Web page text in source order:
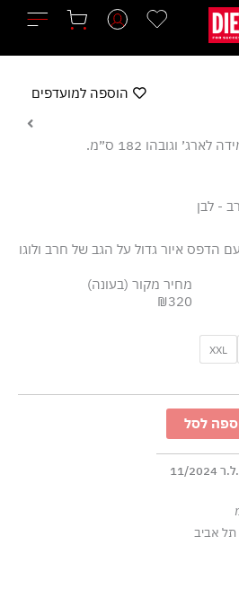
- לבן
הדפס איור גדול על הגב של חרב ולוגו
מחיר מקור (בעונה)
₪320
XXL
לסל
11/2024
הוספה למועדפים
וגובהו 182 ס״מ.